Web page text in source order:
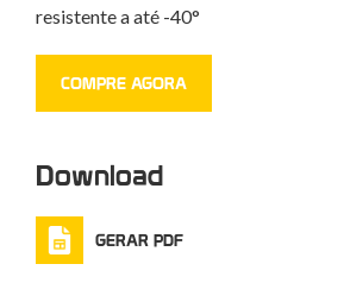
resistente a até -40°
COMPRE AGORA
Download
GERAR PDF